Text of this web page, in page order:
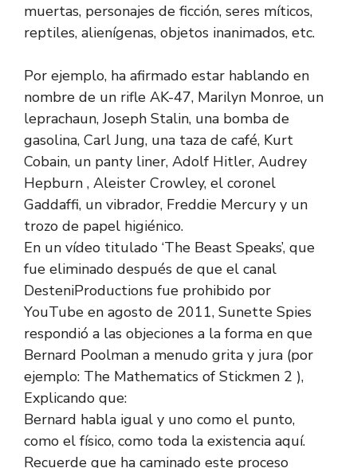
muertas, personajes de ficción, seres míticos,
reptiles, alienígenas, objetos inanimados, etc.
Por ejemplo, ha afirmado estar hablando en
nombre de un rifle AK-47, Marilyn Monroe, un
leprachaun, Joseph Stalin, una bomba de
gasolina, Carl Jung, una taza de café, Kurt
Cobain, un panty liner, Adolf Hitler, Audrey
Hepburn , Aleister Crowley, el coronel
Gaddaffi, un vibrador, Freddie Mercury y un
trozo de papel higiénico.
En un vídeo titulado ‘The Beast Speaks’, que
fue eliminado después de que el canal
DesteniProductions fue prohibido por
YouTube en agosto de 2011, Sunette Spies
respondió a las objeciones a la forma en que
Bernard Poolman a menudo grita y jura (por
ejemplo: The Mathematics of Stickmen 2 ),
Explicando que:
Bernard habla igual y uno como el punto,
como el físico, como toda la existencia aquí.
Recuerde que ha caminado este proceso